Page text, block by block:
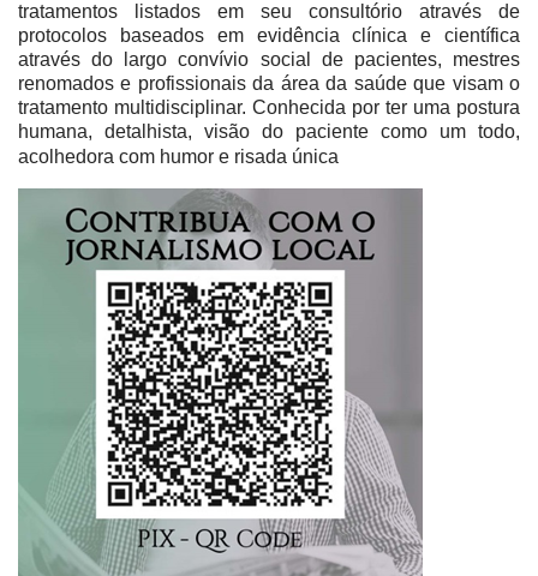
tratamentos listados em seu consultório através de
protocolos baseados em evidência clínica e científica
através do largo convívio social de pacientes, mestres
renomados e profissionais da área da saúde que visam o
tratamento multidisciplinar. Conhecida por ter uma postura
humana, detalhista, visão do paciente como um todo,
acolhedora com humor e risada única